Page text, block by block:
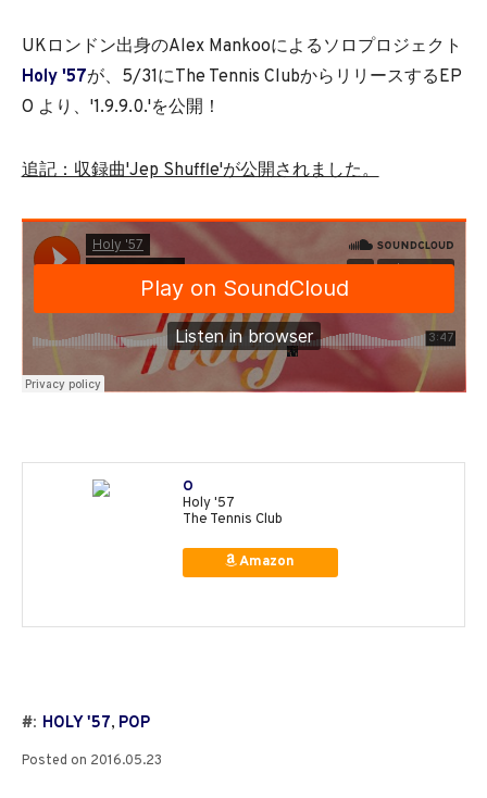
UKロンドン出身のAlex Mankooによるソロプロジェクト
Holy '57が、5/31にThe Tennis ClubからリリースするEP
O より、'1.9.9.0.'を公開！
追記：収録曲'Jep Shuffle'が公開されました。
O
Holy '57
The Tennis Club
Amazon
#: HOLY '57, POP
Posted on 2016.05.23